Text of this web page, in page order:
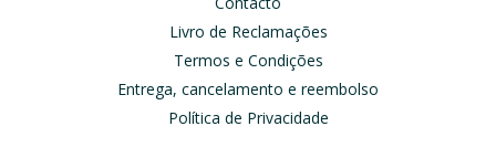
Livro de Reclamações
Termos e Condições
Entrega, cancelamento e reembolso
Política de Privacidade